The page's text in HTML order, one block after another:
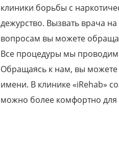
клиники борьбы с
дежурство. Вызвать врача
вопросам вы можете
Все процедуры мы
Обращаясь к нам, вы можете
имени. В клинике «iRehab»
можно более комфортно для